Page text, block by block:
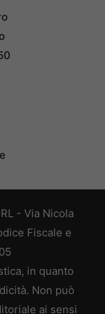
- Via Nicola
Fiscale e
in quanto
Non può
ai sensi